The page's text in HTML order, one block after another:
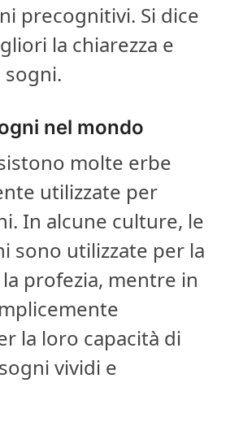
precognitivi. Si dice
la chiarezza e
nel mondo
molte erbe
utilizzate per
In alcune culture, le
sono utilizzate per la
profezia, mentre in
la loro capacità di
vividi e